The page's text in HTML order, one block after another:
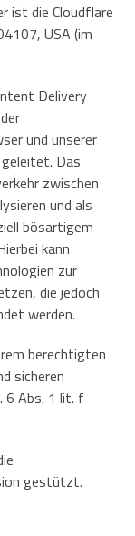
ist die Cloudflare
USA (im
Delivery
und unserer
Das
zwischen
und als
bösartigem
kann
zur
die jedoch
werden.
berechtigten
sicheren
6 Abs. 1 lit. f
gestützt.